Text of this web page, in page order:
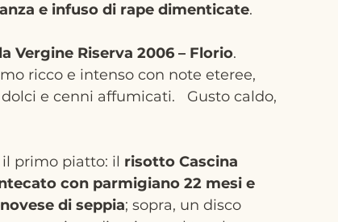
e infuso di rape dimenticate.
Vergine Riserva 2006 – Florio.
ricco e intenso con note eteree,
e cenni affumicati.   Gusto caldo,
primo piatto: il risotto Cascina
con parmigiano 22 mesi e
di seppia; sopra, un disco